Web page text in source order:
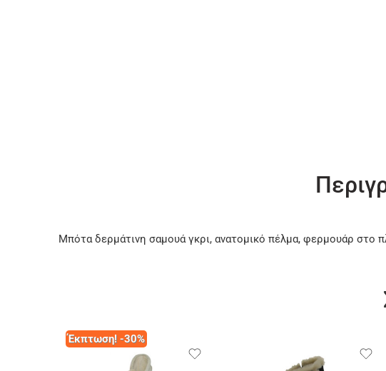
Μπότα δερμάτινη σαμουά γκρι, ανατομικό πέλμα, φερμουάρ στο
Έκπτωση! -30%